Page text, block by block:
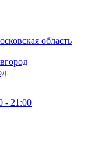
область
- 21:00